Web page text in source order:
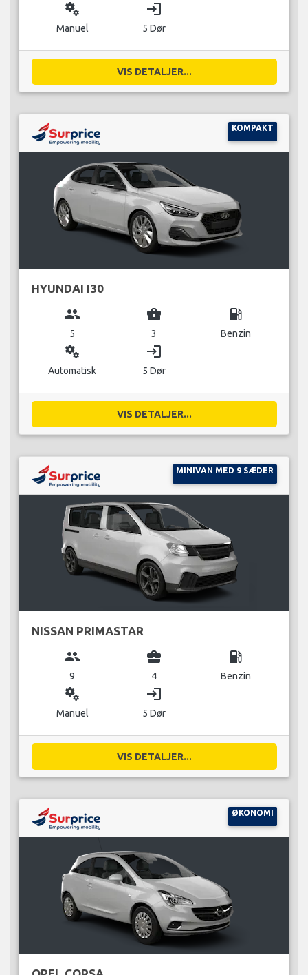
miscellaneous_services
Manuel
login
5 Dør
VIS DETALJER...
KOMPAKT
HYUNDAI I30
group
5
business_center
3
local_gas_station
Benzin
miscellaneous_services
Automatisk
login
5 Dør
VIS DETALJER...
MINIVAN MED 9 SÆDER
NISSAN PRIMASTAR
group
9
business_center
4
local_gas_station
Benzin
miscellaneous_services
Manuel
login
5 Dør
VIS DETALJER...
ØKONOMI